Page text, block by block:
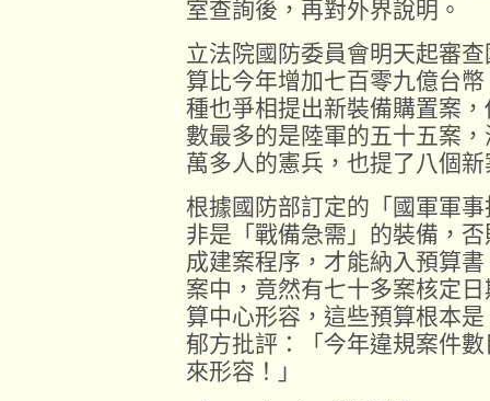
室查詢後，再對外界說明。
立法院國防委員會明天起審
算比今年增加七百零九億台
種也爭相提出新裝備購置案
數最多的是陸軍的五十五案
萬多人的憲兵，也提了八個新
根據國防部訂定的「國軍軍
非是「戰備急需」的裝備，
成建案程序，才能納入預算
案中，竟然有七十多案核定
算中心形容，這些預算根本
郁方批評：「今年違規案件
來形容！」